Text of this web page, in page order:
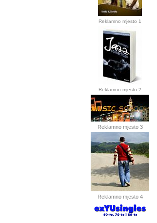
Reklamno mjesto 1
Reklamno mjesto 2
Reklamno mjesto 3
Reklamno mjesto 4